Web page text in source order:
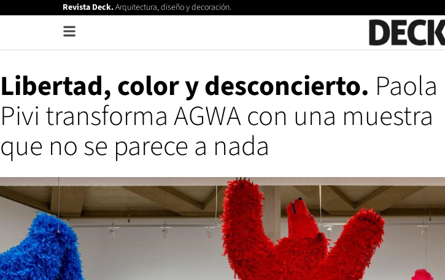
Revista Deck.Arquitectura, diseño y decoración.
Libertad, color y desconcierto. Paola
Pivi transforma AGWA con una muestra
que no se parece a nada